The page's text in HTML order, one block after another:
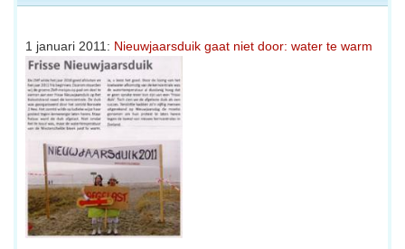
1 januari 2011: Nieuwjaarsduik gaat niet door: water te warm